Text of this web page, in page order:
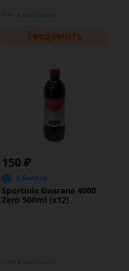
Уведомить
150 ₽
3 баллов
Sportinia Guarana 4000
Zero 500ml (х12)